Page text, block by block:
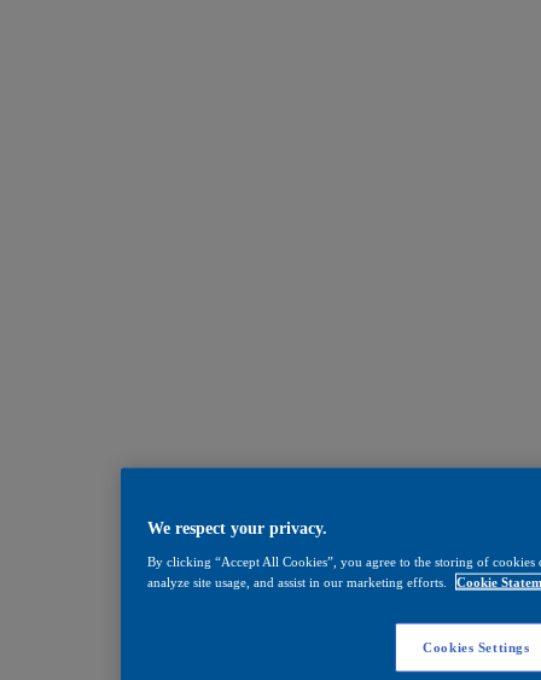
We respect your privacy.
By clicking “Accept All Cookies”, you agree to the storing of
analyze site usage, and assist in our marketing efforts.
Cookie
Cookies Settings